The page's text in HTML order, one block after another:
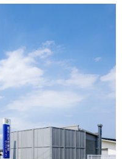
を探す
宮城県
福島県